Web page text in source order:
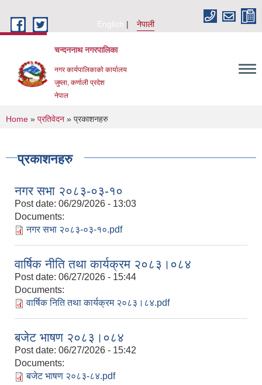
English
नेपाली
चन्दननाथ नगरपालिका
नगर कार्यपालिकाको कार्यालय
जुम्ला, कर्णाली प्रदेश
नेपाल
You are here
Home » प्रतिवेदन » प्रकाशनहरु
प्रकाशनहरु
नगर सभा २०८३-०३-१०
Post date: 06/29/2026 - 13:03
Documents:
नगर सभा २०८३-०३-१०.pdf
वार्षिक नीति तथा कार्यक्रम २०८३।०८४
Post date: 06/27/2026 - 15:44
Documents:
वार्षिक निति तथा कार्यक्रम २०८३।८४.pdf
बजेट भाषण २०८३।०८४
Post date: 06/27/2026 - 15:42
Documents:
बजेट भाषण २०८३-८४.pdf